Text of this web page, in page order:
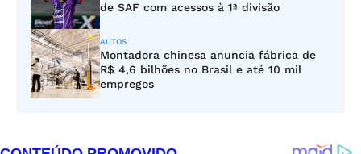
de SAF com acessos à 1ª divisão
AUTOS
Montadora chinesa anuncia fábrica de
R$ 4,6 bilhões no Brasil e até 10 mil
empregos